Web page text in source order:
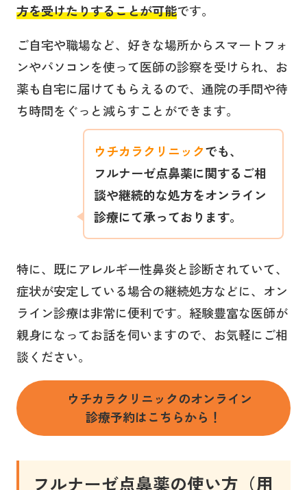
方を受けたりすることが可能です。
ご自宅や職場など、好きな場所からスマートフォ
ンやパソコンを使って医師の診察を受けられ、お
薬も自宅に届けてもらえるので、通院の手間や待
ち時間をぐっと減らすことができます。
ウチカラクリニックでも、
フルナーゼ点鼻薬に関するご相
談や継続的な処方をオンライン
診療にて承っております。
特に、既にアレルギー性鼻炎と診断されていて、
症状が安定している場合の継続処方などに、オン
ライン診療は非常に便利です。経験豊富な医師が
親身になってお話を伺いますので、お気軽にご相
談ください。
ウチカラクリニックのオンライン
診療予約はこちらから！
フルナーゼ点鼻薬の使い方（用